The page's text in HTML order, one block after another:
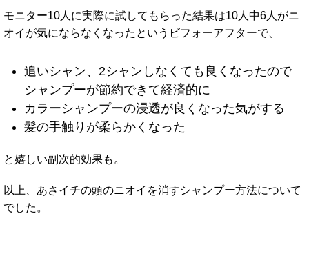
モニター10人に実際に試してもらった結果は10人中6人がニ
オイが気にならなくなったというビフォーアフターで、
追いシャン、2シャンしなくても良くなったので
シャンプーが節約できて経済的に
カラーシャンプーの浸透が良くなった気がする
髪の手触りが柔らかくなった
と嬉しい副次的効果も。
以上、あさイチの頭のニオイを消すシャンプー方法について
でした。